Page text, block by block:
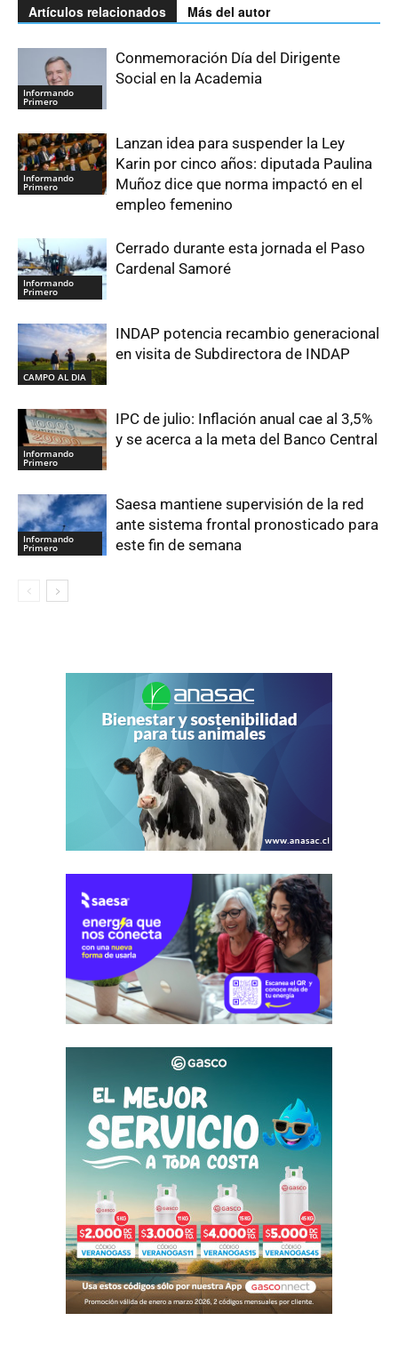
Artículos relacionados Más del autor
Informando
Primero
Conmemoración Día del Dirigente
Social en la Academia
Informando
Primero
Lanzan idea para suspender la Ley
Karin por cinco años: diputada Paulina
Muñoz dice que norma impactó en el
empleo femenino
Informando
Primero
Cerrado durante esta jornada el Paso
Cardenal Samoré
CAMPO AL DIA
INDAP potencia recambio generacional
en visita de Subdirectora de INDAP
Informando
Primero
IPC de julio: Inflación anual cae al 3,5%
y se acerca a la meta del Banco Central
Informando
Primero
Saesa mantiene supervisión de la red
ante sistema frontal pronosticado para
este fin de semana